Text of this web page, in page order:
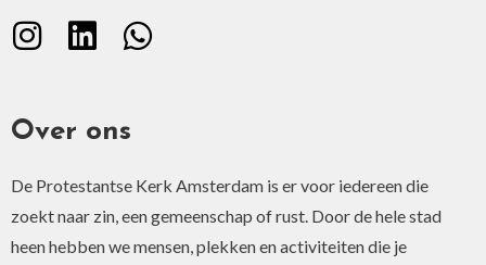
Over ons
De Protestantse Kerk Amsterdam is er voor iedereen die
zoekt naar zin, een gemeenschap of rust. Door de hele stad
heen hebben we mensen, plekken en activiteiten die je